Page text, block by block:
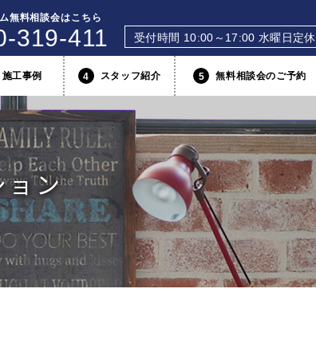
施工事例 4 スタッフ紹介 5 無料相談会のご予約
無料相談会はこちら
319-411 受付時間 10:00～17:00 水曜日定休
ョン